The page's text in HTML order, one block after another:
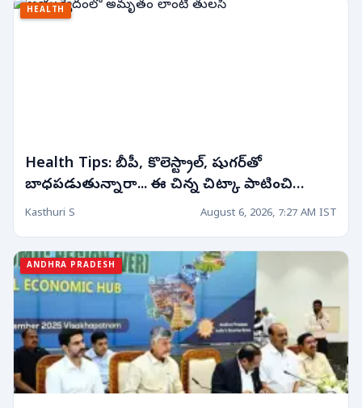
HEALTH
Health Tips: బీపీ, కొలెస్ట్రాల్, షుగర్‌తో
బాధపడుతున్నారా... ఈ చిన్న చిట్కా పాటించి
చూడండి!
Kasthuri S August 6, 2026, 7:27 AM IST
ANDHRA PRADESH